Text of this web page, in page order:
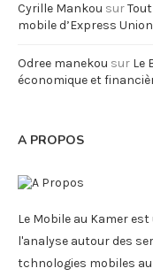
Cyrille Mankou sur
mobile d’Express
Odree manekou sur Le
économique et
A PROPOS
Le Mobile au Kamer
l'analyse autour des
tchnologies mobiles au